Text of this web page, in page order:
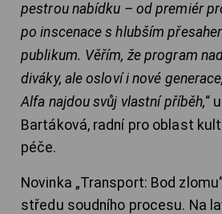
pestrou nabídku – od premiér
po inscenace s hlubším
publikum. Věřím, že program
diváky, ale osloví i nové
Alfa najdou svůj vlastní příběh,“
Bartáková, radní pro oblast
péče.
Novinka „Transport: Bod
středu soudního procesu. Na